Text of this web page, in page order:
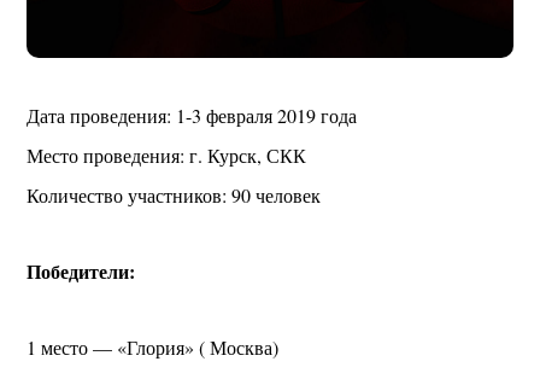
Дата проведения: 1-3 февраля 2019 года
Место проведения: г. Курск, СКК
Количество участников: 90 человек
Победители:
1 место — «Глория» ( Москва)